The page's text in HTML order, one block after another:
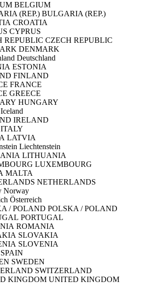
BELGIUM
BULGARIA (REP.)
CROATIA
CYPRUS
CZECH REPUBLIC
DENMARK
Deutschland
ESTONIA
FINLAND
FRANCE
GREECE
HUNGARY
Iceland
IRELAND
ITALY
LATVIA
Liechtenstein
LITHUANIA
LUXEMBOURG
MALTA
NETHERLANDS
Norway
Österreich
POLSKA / POLAND
PORTUGAL
ROMANIA
SLOVAKIA
SLOVENIA
SPAIN
SWEDEN
SWITZERLAND
UNITED KINGDOM